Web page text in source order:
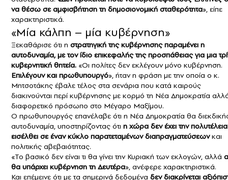
να θέσω σε αμφισβήτηση τη δημοσιονομική σταθερότητα», είπε
χαρακτηριστικά.
«Μία κάλπη – μία κυβέρνηση»
Ξεκαθάρισε ότι η στρατηγική της κυβέρνησης παραμένει η
αυτοδυναμία, με τον ίδιο επικεφαλής της προσπάθειας για μια
κυβερνητική θητεία. «Οι πολίτες δεν εκλέγουν μόνο κυβέρνηση.
Επιλέγουν και πρωθυπουργό», ήταν η φράση με την οποία ο κ.
Μητσοτάκης έβαλε τέλος στα σενάρια που κατά καιρούς
διακινούνται περί κυβέρνησης με κορμό τη Νέα Δημοκρατία
διαφορετικό πρόσωπο στο Μέγαρο Μαξίμου.
Ο πρωθυπουργός επανέλαβε ότι η Νέα Δημοκρατία θα
αυτοδυναμία, υποστηρίζοντας ότι η χώρα δεν έχει την
εισέλθει σε έναν κύκλο παρατεταμένων διαπραγματεύσεωνκαι
πολιτικής αβεβαιότητας.
«Το βασικό δεν είναι τι θα γίνει την Κυριακή των εκλογών, αλλά
θα υπάρχει κυβέρνηση τη Δευτέρα», ανέφερε χαρακτηριστικά.
Και επέμεινε ότι με τα σημερινά δεδομένα δεν διακρίνεται